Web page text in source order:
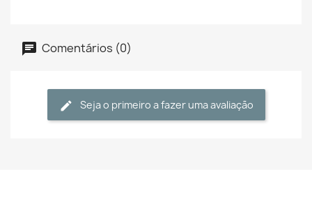
Comentários (0)
Seja o primeiro a fazer uma avaliação